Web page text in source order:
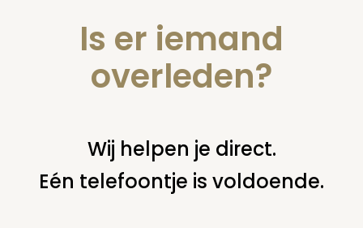
Landelijke uitvaartonderneming
U bent hier: home nieuws & agenda nieuws terebinth
Is er iemand
overleden?
Wij helpen je direct.
Eén telefoontje is voldoende.